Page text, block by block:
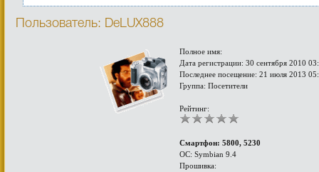
Пользователь: DeLUX888
Полное имя:
Дата регистрации: 30 сентября 2010
Последнее посещение: 21 июля 2013
Группа: Посетители
Рейтинг:
Смартфон: 5800, 5230
ОС: Symbian 9.4
Прошивка: